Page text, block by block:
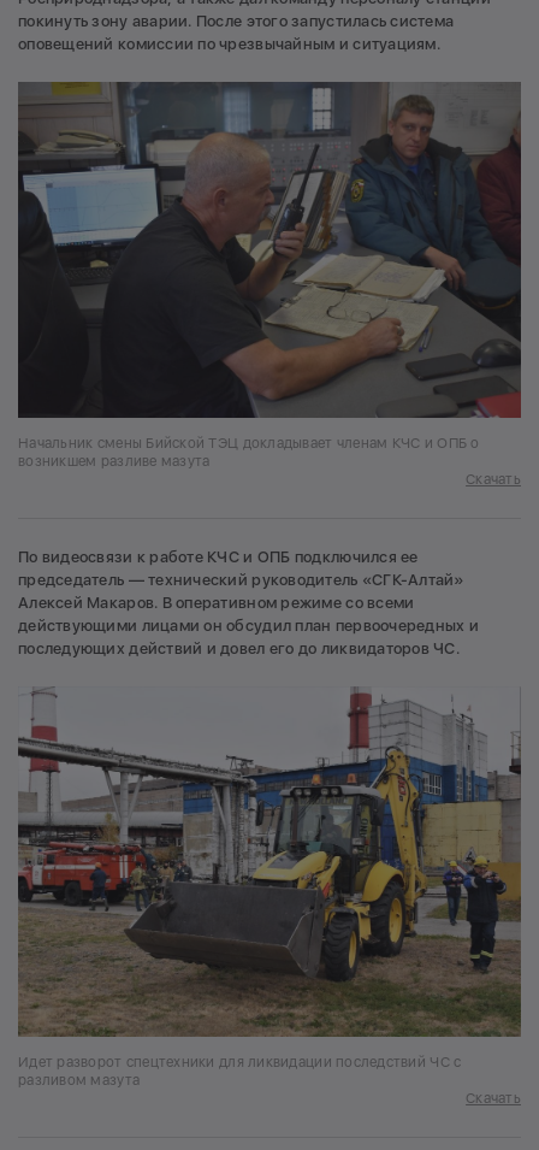
покинуть зону аварии. После этого запустилась система
оповещений комиссии по чрезвычайным и ситуациям.
Начальник смены Бийской ТЭЦ докладывает членам КЧС и ОПБ о
возникшем разливе мазута
Скачать
По видеосвязи к работе КЧС и ОПБ подключился ее
председатель — технический руководитель «СГК-Алтай»
Алексей Макаров. В оперативном режиме со всеми
действующими лицами он обсудил план первоочередных и
последующих действий и довел его до ликвидаторов ЧС.
Идет разворот спецтехники для ликвидации последствий ЧС с
разливом мазута
Скачать